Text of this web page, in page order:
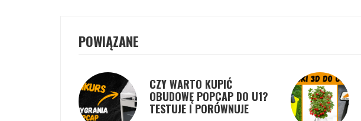
POWIĄZANE
CZY WARTO KUPIĆ
OBUDOWĘ POPCAP DO U1?
TESTUJE I PORÓWNUJE